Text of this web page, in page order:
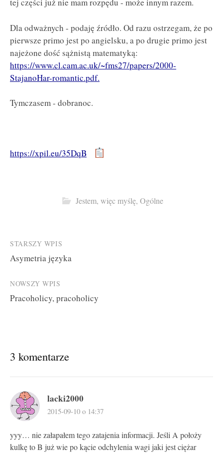
Dla odważnych - podaję źródło. Od razu ostrzegam, że po
pierwsze primo jest po angielsku, a po drugie primo jest
najeżone dość sążnistą matematyką:
https://www.cl.cam.ac.uk/~fms27/papers/2000-
StajanoHar-romantic.pdf.
Tymczasem - dobranoc.
https://xpil.eu/35DqB
Jestem, więc myślę, Ogólne
Post
navigation
STARSZY WPIS
Asymetria języka
NOWSZY WPIS
Pracoholicy, pracoholicy
3 komentarze
lacki2000
2015-09-10 o 14:37
yyy… nie załapałem tego zatajenia informacji. Jeśli A położy
kulkę to B już wie po kącie odchylenia wagi jaki jest ciężar